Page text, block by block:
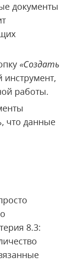
документы
«Создать
работы.
что данные
8.3: